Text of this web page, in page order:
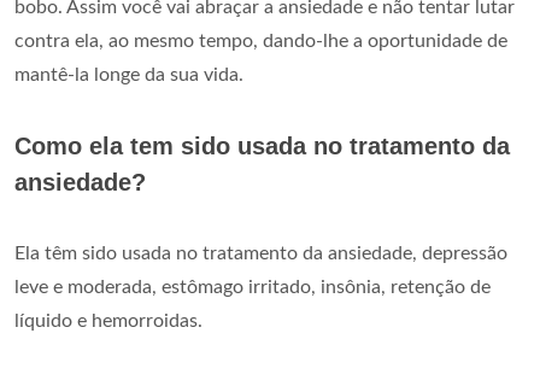
bobo. Assim você vai abraçar a ansiedade e não tentar lutar
contra ela, ao mesmo tempo, dando-lhe a oportunidade de
mantê-la longe da sua vida.
Como ela tem sido usada no tratamento da
ansiedade?
Ela têm sido usada no tratamento da ansiedade, depressão
leve e moderada, estômago irritado, insônia, retenção de
líquido e hemorroidas.